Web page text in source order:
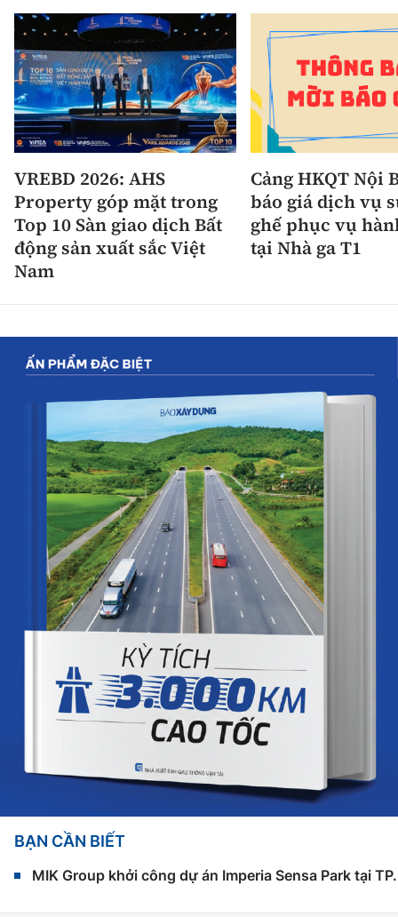
VREBD 2026: AHS
Property góp mặt trong
Top 10 Sàn giao dịch Bất
động sản xuất sắc Việt
Nam
Cảng HKQT Nội
báo giá dịch vụ
ghế phục vụ
tại Nhà ga T1
BẠN CẦN BIẾT
MIK Group khởi công dự án Imperia Sensa Park tại